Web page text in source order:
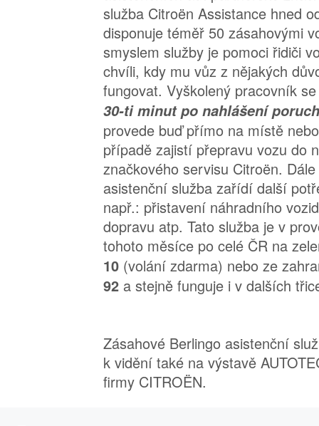
služba Citroën Assistance hned
disponuje téměř 50 zásahovými
smyslem služby je pomoci řidiči
chvíli, kdy mu vůz z nějakých
fungovat. Vyškolený pracovník
30-ti minut po nahlášení
provede buď přímo na místě
případě zajistí přepravu vozu do
značkového servisu Citroën.
asistenční služba zařídí další
např.: přistavení náhradního
dopravu atp. Tato služba je v
tohoto měsíce po celé ČR na
10 (volání zdarma) nebo ze
92 a stejně funguje i v dalších
Zásahové Berlingo asistenční
k vidění také na výstavě
firmy CITROËN.